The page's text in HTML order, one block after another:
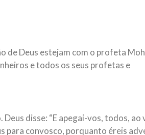
de Deus estejam com o profeta
e todos os seus profetas e
disse: “E apegai-vos, todos, ao
para convosco, porquanto éreis